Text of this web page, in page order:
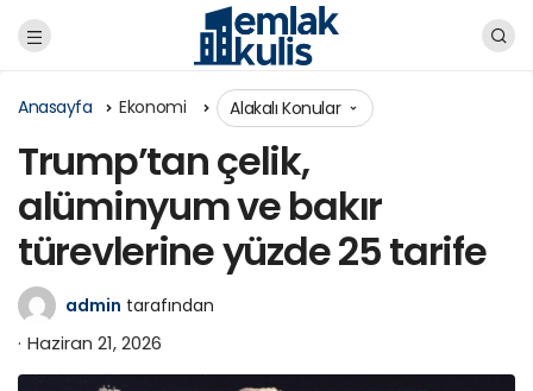
Anasayfa Ekonomi Alakalı Konular
Trump’tan çelik,
alüminyum ve bakır
türevlerine yüzde 25 tarife
admin tarafından
Haziran 21, 2026